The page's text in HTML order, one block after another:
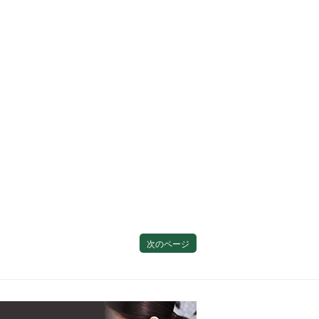
次のページ